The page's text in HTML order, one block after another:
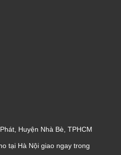
Huyện Nhà Bè, TPHCM
tại Hà Nội giao ngay trong